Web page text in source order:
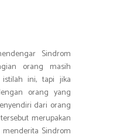
Sindrom
orang masih
ini, tapi jika
orang yang
dari orang
merupakan
Sindrom